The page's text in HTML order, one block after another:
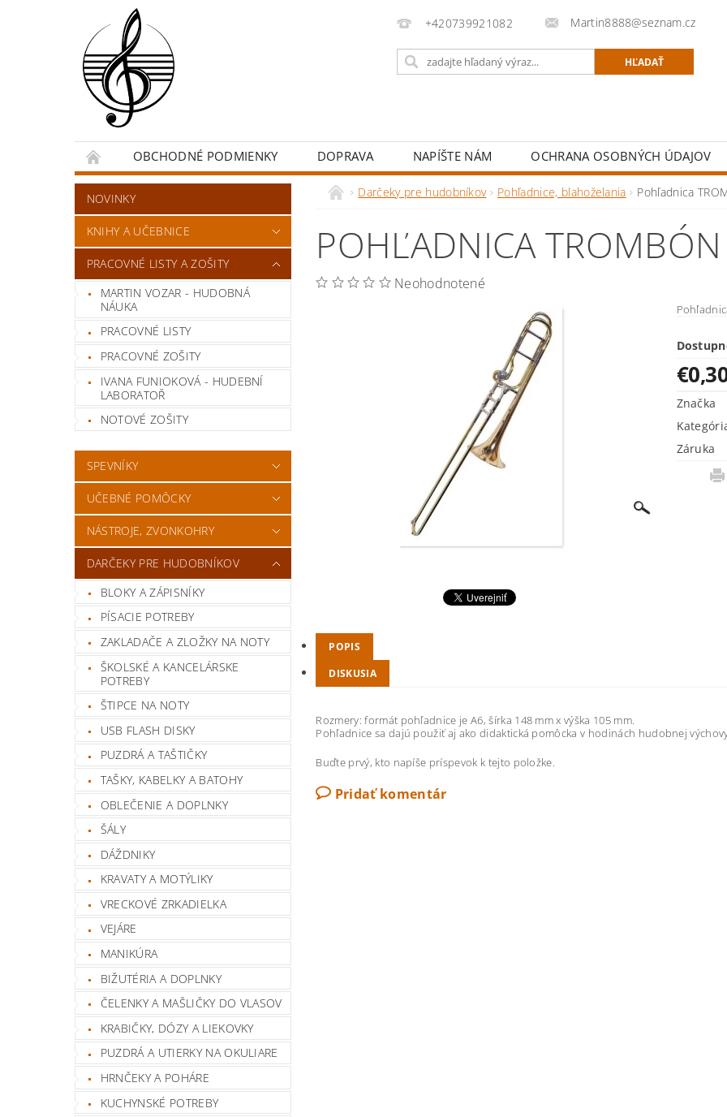
+420739921082 Martin8888@seznam.cz
OBCHODNÉ PODMIENKY DOPRAVA NAPÍŠTE NÁM OCHRANA OSOBNÝCH ÚDAJOV
NOVINKY
KNIHY A UČEBNICE
PRACOVNÉ LISTY A ZOŠITY
MARTIN VOZAR - HUDOBNÁ
NÁUKA
PRACOVNÉ LISTY
PRACOVNÉ ZOŠITY
IVANA FUNIOKOVÁ - HUDEBNÍ
LABORATOŘ
NOTOVÉ ZOŠITY
SPEVNÍKY
UČEBNÉ POMÔCKY
NÁSTROJE, ZVONKOHRY
DARČEKY PRE HUDOBNÍKOV
BLOKY A ZÁPISNÍKY
PÍSACIE POTREBY
ZAKLADAČE A ZLOŽKY NA NOTY
ŠKOLSKÉ A KANCELÁRSKE
POTREBY
ŠTIPCE NA NOTY
USB FLASH DISKY
PUZDRÁ A TAŠTIČKY
TAŠKY, KABELKY A BATOHY
OBLEČENIE A DOPLNKY
ŠÁLY
DÁŽDNIKY
KRAVATY A MOTÝLIKY
VRECKOVÉ ZRKADIELKA
VEJÁRE
MANIKÚRA
BIŽUTÉRIA A DOPLNKY
ČELENKY A MAŠLIČKY DO VLASOV
KRABIČKY, DÓZY A LIEKOVKY
PUZDRÁ A UTIERKY NA OKULIARE
HRNČEKY A POHÁRE
KUCHYNSKÉ POTREBY
Darčeky pre hudobníkov Pohľadnice, blahoželania Pohľadnica
POHĽADNICA TROMBÓN
Neohodnotené
Značka
Záruka
POPIS
DISKUSIA
Rozmery: formát pohľadnice je A6, šírka 148 mm x výška 105 mm.
Pohľadnice sa dajú použiť aj ako didaktická pomôcka v hodinách hudobnej
Buďte prvý, kto napíše príspevok k tejto položke.
Pridať komentár